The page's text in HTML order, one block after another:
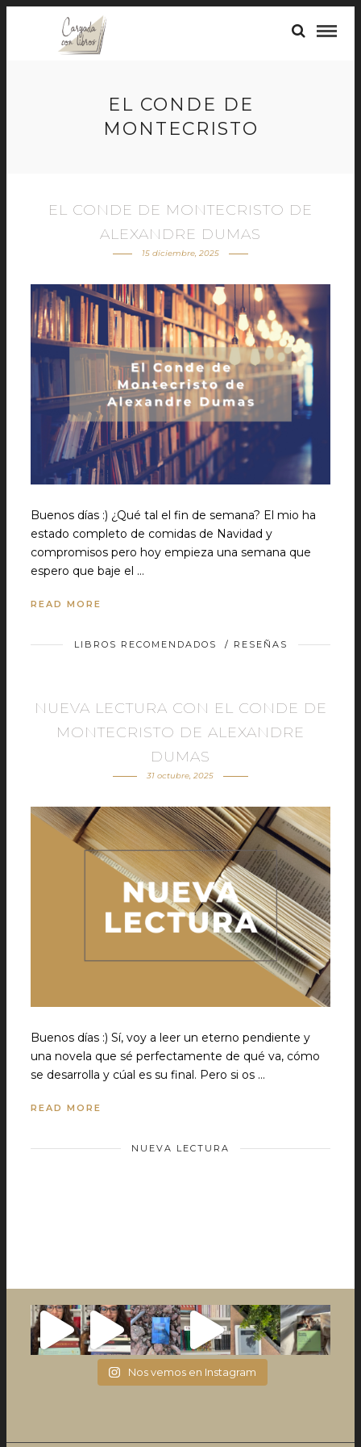
EL CONDE DE
MONTECRISTO
EL CONDE DE MONTECRISTO DE
ALEXANDRE DUMAS
15 diciembre, 2025
Buenos días :) ¿Qué tal el fin de semana? El mio ha
estado completo de comidas de Navidad y
compromisos pero hoy empieza una semana que
espero que baje el …
READ MORE
LIBROS RECOMENDADOS / RESEÑAS
NUEVA LECTURA CON EL CONDE DE
MONTECRISTO DE ALEXANDRE
DUMAS
31 octubre, 2025
Buenos días :) Sí, voy a leer un eterno pendiente y
una novela que sé perfectamente de qué va, cómo
se desarrolla y cúal es su final. Pero si os …
READ MORE
NUEVA LECTURA
Nos vemos en Instagram